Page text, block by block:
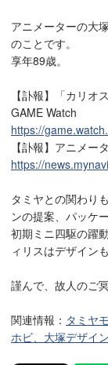
アニメーターの大
のことです。
享年89歳。
【訃報】「カリオ
GAME Watch
https://
【訃報】アニメー
https://
タミヤとの関わり
ンの提案、パッケ
初期ミニ四駆の躍
ィリスはデザイン
謹んで、故人のご
関連情報： タミヤ
ホビ、大塚デザイ